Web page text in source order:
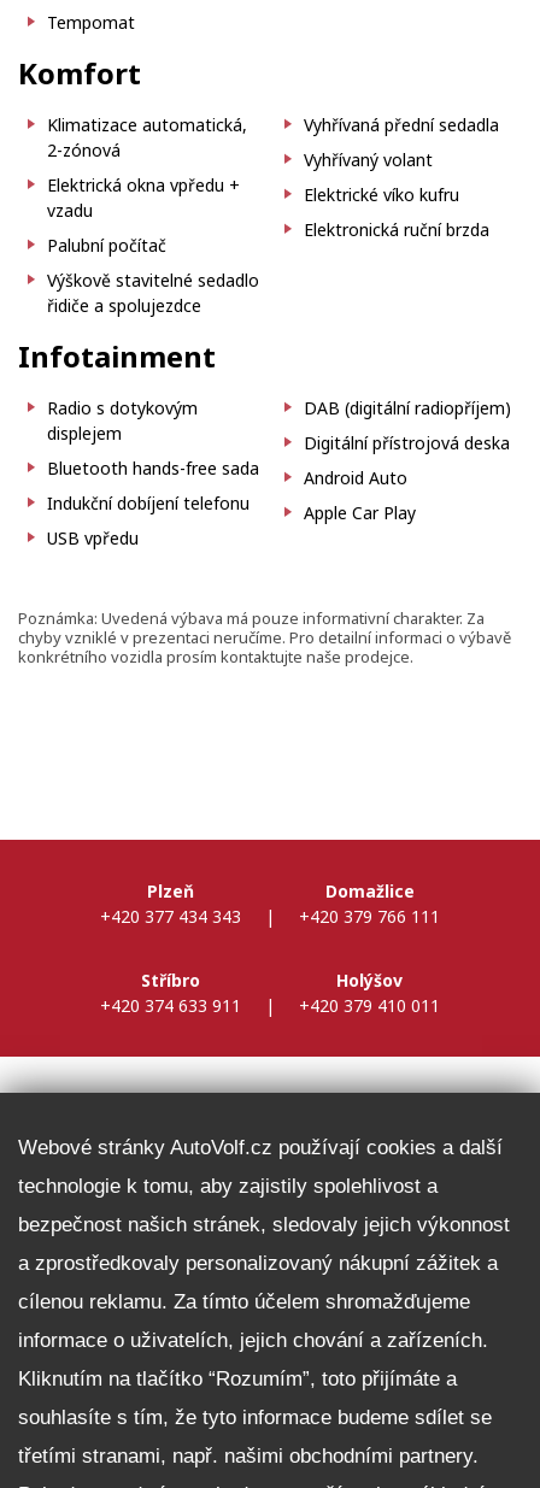
Tempomat
Komfort
Klimatizace automatická,
2-zónová
Elektrická okna vpředu +
vzadu
Palubní počítač
Výškově stavitelné sedadlo
řidiče a spolujezdce
Vyhřívaná přední sedadla
Vyhřívaný volant
Elektrické víko kufru
Elektronická ruční brzda
Infotainment
Radio s dotykovým
displejem
Bluetooth hands-free sada
Indukční dobíjení telefonu
USB vpředu
DAB (digitální radiopříjem)
Digitální přístrojová deska
Android Auto
Apple Car Play
Poznámka: Uvedená výbava má pouze informativní charakter. Za
chyby vzniklé v prezentaci neručíme. Pro detailní informaci o výbavě
konkrétního vozidla prosím kontaktujte naše prodejce.
Plzeň
+420 377 434 343
|
Domažlice
+420 379 766 111
Stříbro
+420 374 633 911
|
Holýšov
+420 379 410 011
Fleet program Škoda
Nabídka zaměstnání
Facebook
Reklamační řád
Zásady zpracování osobních údajů pro zákazníky
Upozornění pro věřitele a společníky na jejich práva
Nastavení cookies
Webové stránky AutoVolf.cz používají cookies a další
technologie k tomu, aby zajistily spolehlivost a
bezpečnost našich stránek, sledovaly jejich výkonnost
a zprostředkovaly personalizovaný nákupní zážitek a
cílenou reklamu. Za tímto účelem shromažďujeme
informace o uživatelích, jejich chování a zařízeních.
Kliknutím na tlačítko “Rozumím”, toto přijímáte a
souhlasíte s tím, že tyto informace budeme sdílet se
třetími stranami, např. našimi obchodními partnery.